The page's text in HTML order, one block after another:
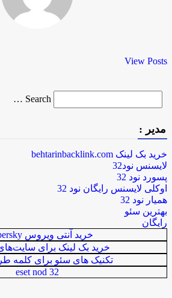
View Posts
for
Search …
مدیر :
خرید بک لینک behtarinbacklink.com
لایسنس نود32
پسورد نود 32
اوکلی لایسنس رایگان نود 32
همیار نود 32
بهترین سئو
رایگان
خرید آنتی ویروس Kaspersky
خرید بک لینک برای
تکنیک های سئو برای کلمه
eset nod 32